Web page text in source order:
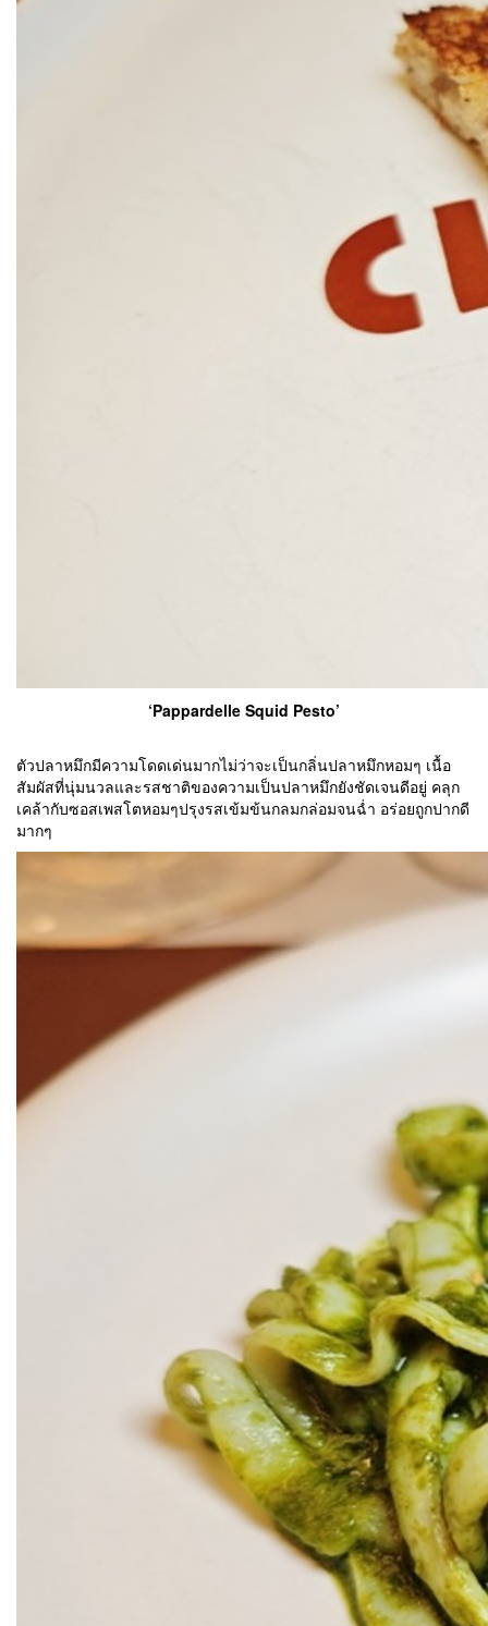
‘Pappardelle Squid Pesto’
ตัวปลาหมึกมีความโดดเด่นมากไม่ว่าจะเป็นกลิ่นปลาหมึกหอมๆ เนื้อ
สัมผัสที่นุ่มนวลและรสชาติของความเป็นปลาหมึกยังชัดเจนดีอยู่ คลุก
เคล้ากับซอสเพสโตหอมๆปรุงรสเข้มข้นกลมกล่อมจนฉ่ำ อร่อยถูกปากดี
มากๆ